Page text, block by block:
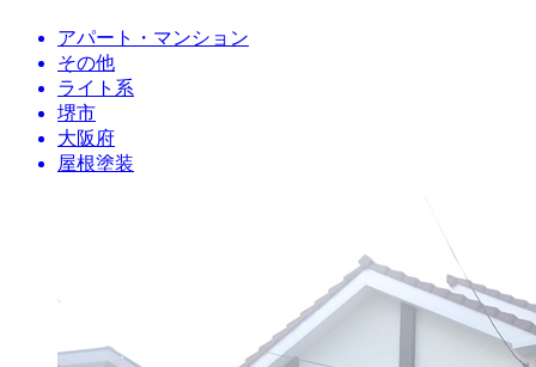
アパート・マンション
その他
ライト系
堺市
大阪府
屋根塗装